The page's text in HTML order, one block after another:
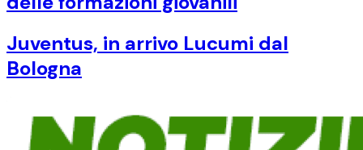
Juventus, in arrivo Lucumi dal
Bologna